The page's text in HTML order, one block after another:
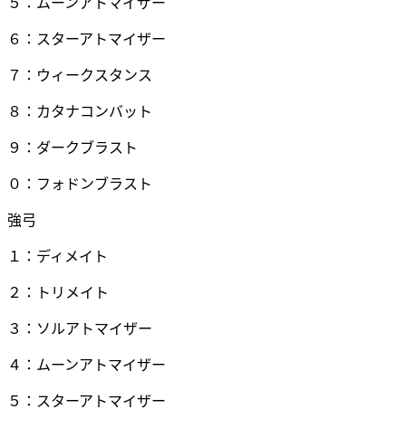
５：ムーンアトマイザー
６：スターアトマイザー
７：ウィークスタンス
８：カタナコンバット
９：ダークブラスト
０：フォドンブラスト
強弓
１：ディメイト
２：トリメイト
３：ソルアトマイザー
４：ムーンアトマイザー
５：スターアトマイザー